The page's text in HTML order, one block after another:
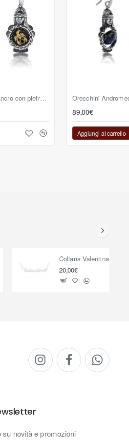
Orecchini Andromeda Cancro con pietra reversibile fucsia
89,00€
Aggiungi al carrello
Collana Valentina
20,00€
su novità e promozioni